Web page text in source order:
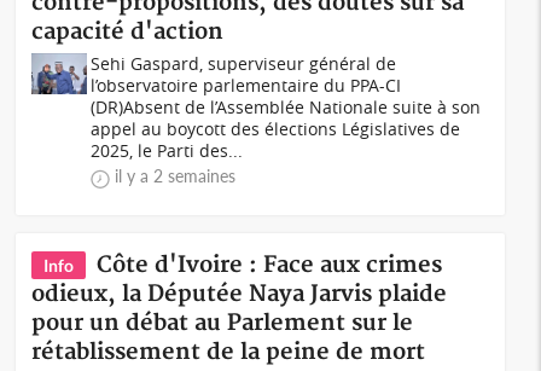
capacité d'action
Sehi Gaspard, superviseur général de
l’observatoire parlementaire du PPA-CI
(DR)Absent de l’Assemblée Nationale suite à son
appel au boycott des élections Législatives de
2025, le Parti des...
il y a 2 semaines
Info
Côte d'Ivoire : Face aux crimes
odieux, la Députée Naya Jarvis plaide
pour un débat au Parlement sur le
rétablissement de la peine de mort